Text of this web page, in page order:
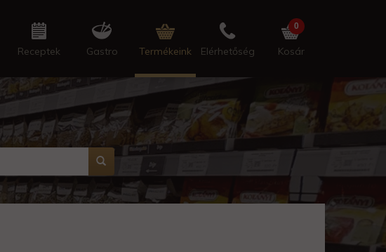
Receptek Gastro Termékeink Elérhetőség Kosár
0